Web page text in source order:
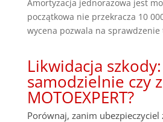
Amortyzacja jednorazowa jest
początkowa nie przekracza 10
wycena pozwala na
Likwidacja szkody:
samodzielnie czy z
MOTOEXPERT?
Porównaj, zanim ubezpieczyciel